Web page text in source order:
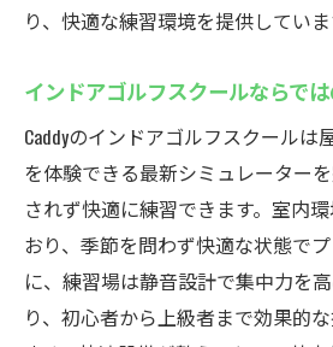
り、快適な練習環境を提供していま
インドアゴルフスクールならで
Caddyのインドアゴルフスクールは
を体験できる最新シミュレーター
されず快適に練習できます。室内
おり、季節を問わず快適な状態で
に、練習場は静音設計で集中力を
り、初心者から上級者まで効果的